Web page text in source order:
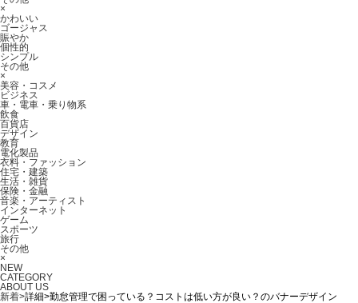
×
かわいい
ゴージャス
賑やか
個性的
シンプル
その他
×
美容・コスメ
ビジネス
車・電車・乗り物系
飲食
百貨店
デザイン
教育
電化製品
衣料・ファッション
住宅・建築
生活・雑貨
保険・金融
音楽・アーティスト
インターネット
ゲーム
スポーツ
旅行
その他
×
NEW
CATEGORY
ABOUT US
新着>詳細>勤怠管理で困っている？コストは低い方が良い？のバナーデザイン